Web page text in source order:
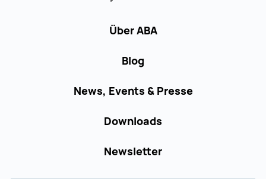
Über ABA
Blog
News, Events & Presse
Downloads
Newsletter